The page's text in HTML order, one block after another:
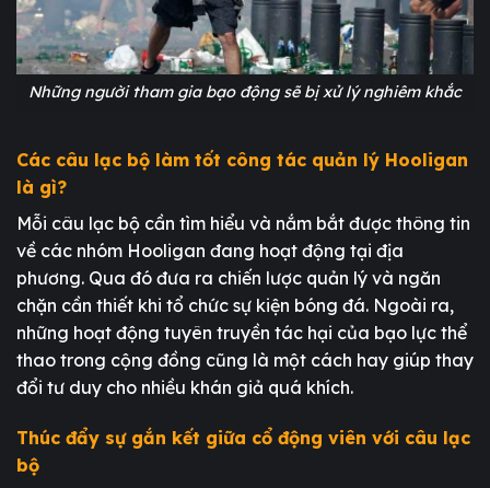
Những người tham gia bạo động sẽ bị xử lý nghiêm khắc
Các câu lạc bộ làm tốt công tác quản lý Hooligan
là gì?
Mỗi câu lạc bộ cần tìm hiểu và nắm bắt được thông tin
về các nhóm Hooligan đang hoạt động tại địa
phương. Qua đó đưa ra chiến lược quản lý và ngăn
chặn cần thiết khi tổ chức sự kiện bóng đá. Ngoài ra,
những hoạt động tuyên truyền tác hại của bạo lực thể
thao trong cộng đồng cũng là một cách hay giúp thay
đổi tư duy cho nhiều khán giả quá khích.
Thúc đẩy sự gắn kết giữa cổ động viên với câu lạc
bộ